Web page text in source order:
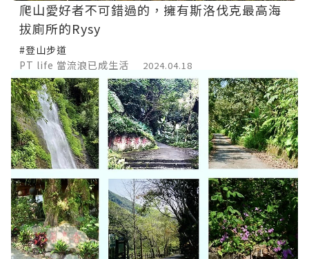
爬山愛好者不可錯過的，擁有斯洛伐克最高海
拔廁所的Rysy
#登山步道
PT life 當流浪已成生活
2024.04.18